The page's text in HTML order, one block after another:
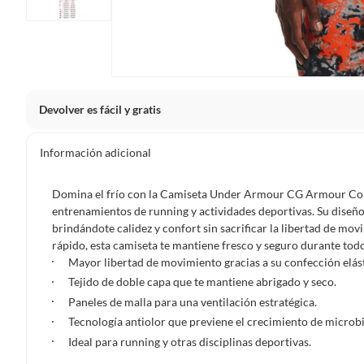
Devolver es fácil y gratis
clientes cuentas con garantías y derechos que puedes
De conformidad con lo establecido en el artículo 47 de la
2439 de 2024, el término para que el cliente ejerza su
a partir de la recepción del producto, adicional el
esto es, en su caja original, con los sellos y sin uso.
Tienes 30 días calendariodesde que recibes el producto
ciertas categorías no se pueden devolver si cambias de opinión:
Ten en cuenta que hay productos de ciertas categorías no
personal, alimentos, bebidas, suplementos, medicamentos,
Información adicional
Domina el frío con la Camiseta Under Armour CG Armour
entrenamientos de running y actividades deportivas. Su
brindándote calidez y confort sin sacrificar la libertad de
rápido, esta camiseta te mantiene fresco y seguro durante
Mayor libertad de movimiento gracias a su confección
Tejido de doble capa que te mantiene abrigado y seco.
Paneles de malla para una ventilación estratégica.
Tecnología antiolor que previene el crecimiento de
Ideal para running y otras disciplinas deportivas.